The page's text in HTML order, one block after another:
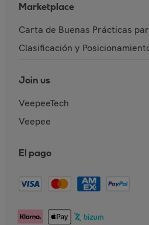
Marketplace
Carta de Buenas Prácticas
Clasificación y
Join us
VeepeeTech
Veepee
El pago